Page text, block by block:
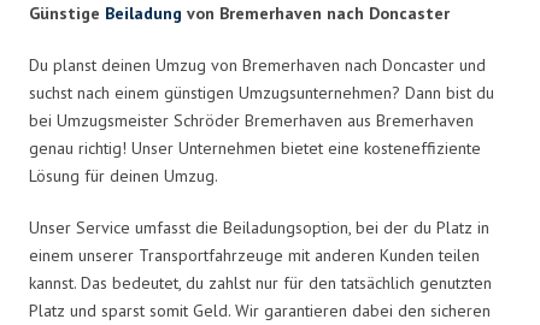
Günstige Beiladung von Bremerhaven nach Doncaster
Du planst deinen Umzug von Bremerhaven nach Doncaster und
suchst nach einem günstigen Umzugsunternehmen? Dann bist du
bei Umzugsmeister Schröder Bremerhaven aus Bremerhaven
genau richtig! Unser Unternehmen bietet eine kosteneffiziente
Lösung für deinen Umzug.
Unser Service umfasst die Beiladungsoption, bei der du Platz in
einem unserer Transportfahrzeuge mit anderen Kunden teilen
kannst. Das bedeutet, du zahlst nur für den tatsächlich genutzten
Platz und sparst somit Geld. Wir garantieren dabei den sicheren